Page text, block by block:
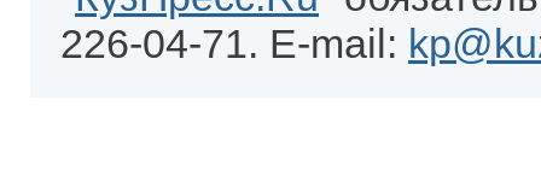
226-04-71. E-mail: